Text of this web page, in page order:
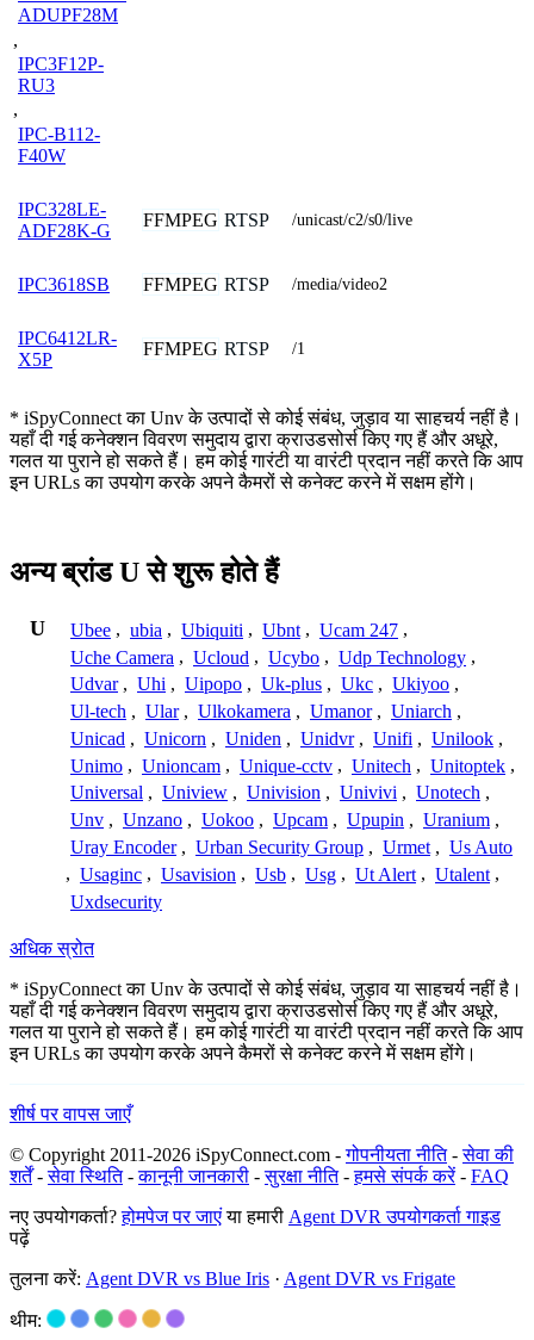
ADUPF28M
,
IPC3F12P-
RU3
,
IPC-B112-
F40W
IPC328LE-
ADF28K-G
FFMPEG RTSP /unicast/c2/s0/live
IPC3618SB FFMPEG RTSP /media/video2
IPC6412LR-
X5P
FFMPEG RTSP /1
* iSpyConnect का Unv के उत्पादों से कोई संबंध, जुड़ाव या साहचर्य नहीं है।
यहाँ दी गई कनेक्शन विवरण समुदाय द्वारा क्राउडसोर्स किए गए हैं और अधूरे,
गलत या पुराने हो सकते हैं। हम कोई गारंटी या वारंटी प्रदान नहीं करते कि आप
इन URLs का उपयोग करके अपने कैमरों से कनेक्ट करने में सक्षम होंगे।
अन्य ब्रांड U से शुरू होते हैं
U Ubee , ubia , Ubiquiti , Ubnt , Ucam 247 ,
Uche Camera , Ucloud , Ucybo , Udp Technology ,
Udvar , Uhi , Uipopo , Uk-plus , Ukc , Ukiyoo ,
Ul-tech , Ular , Ulkokamera , Umanor , Uniarch ,
Unicad , Unicorn , Uniden , Unidvr , Unifi , Unilook ,
Unimo , Unioncam , Unique-cctv , Unitech , Unitoptek ,
Universal , Uniview , Univision , Univivi , Unotech ,
Unv , Unzano , Uokoo , Upcam , Upupin , Uranium ,
Uray Encoder , Urban Security Group , Urmet , Us Auto
, Usaginc , Usavision , Usb , Usg , Ut Alert , Utalent ,
Uxdsecurity
अधिक स्रोत
* iSpyConnect का Unv के उत्पादों से कोई संबंध, जुड़ाव या साहचर्य नहीं है।
यहाँ दी गई कनेक्शन विवरण समुदाय द्वारा क्राउडसोर्स किए गए हैं और अधूरे,
गलत या पुराने हो सकते हैं। हम कोई गारंटी या वारंटी प्रदान नहीं करते कि आप
इन URLs का उपयोग करके अपने कैमरों से कनेक्ट करने में सक्षम होंगे।
शीर्ष पर वापस जाएँ
© Copyright 2011-2026 iSpyConnect.com -गोपनीयता नीति-सेवा की
शर्तें-सेवा स्थिति-कानूनी जानकारी -सुरक्षा नीति-हमसे संपर्क करें- FAQ
नए उपयोगकर्ता?होमपेज पर जाएंया हमारी Agent DVR उपयोगकर्ता गाइड
पढ़ें
तुलना करें: Agent DVR vs Blue Iris · Agent DVR vs Frigate
थीम: